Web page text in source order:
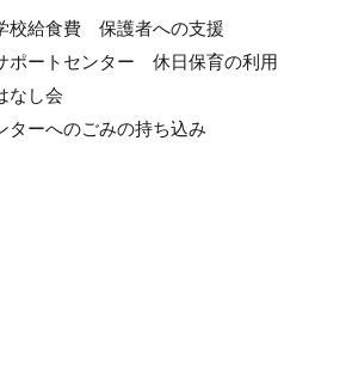
校給食費 保護者への支援
ポートセンター 休日保育の利用
なし会
ターへのごみの持ち込み